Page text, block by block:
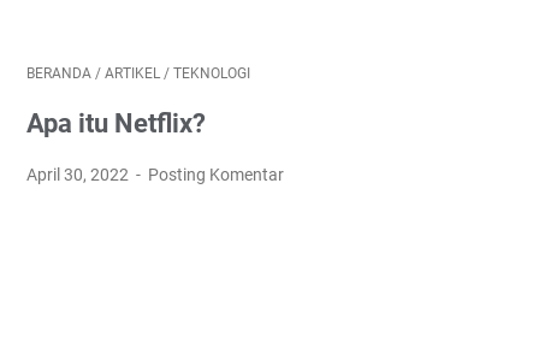
BERANDA / ARTIKEL / TEKNOLOGI
Apa itu Netflix?
April 30, 2022 Posting Komentar